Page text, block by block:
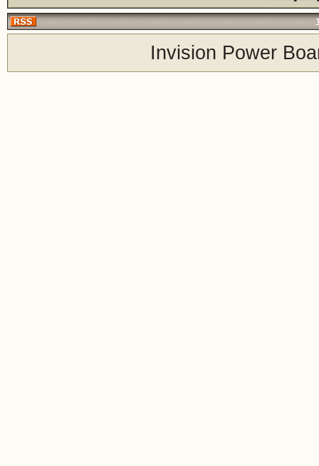
Invision Power